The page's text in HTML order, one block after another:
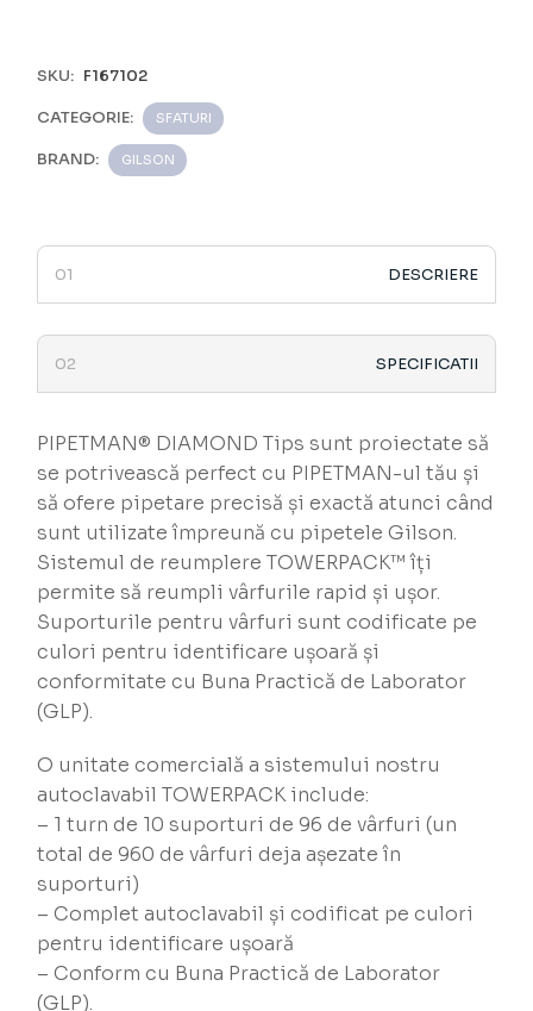
SKU: F167102
CATEGORIE: SFATURI
BRAND: GILSON
DESCRIERE
SPECIFICATII
PIPETMAN® DIAMOND Tips sunt proiectate să
se potrivească perfect cu PIPETMAN-ul tău și
să ofere pipetare precisă și exactă atunci când
sunt utilizate împreună cu pipetele Gilson.
Sistemul de reumplere TOWERPACK™ îți
permite să reumpli vârfurile rapid și ușor.
Suporturile pentru vârfuri sunt codificate pe
culori pentru identificare ușoară și
conformitate cu Buna Practică de Laborator
(GLP).
O unitate comercială a sistemului nostru
autoclavabil TOWERPACK include:
– 1 turn de 10 suporturi de 96 de vârfuri (un
total de 960 de vârfuri deja așezate în
suporturi)
– Complet autoclavabil și codificat pe culori
pentru identificare ușoară
– Conform cu Buna Practică de Laborator
(GLP).